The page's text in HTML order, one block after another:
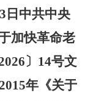
日中共中央
加快革命老
〕14号文
年《关于